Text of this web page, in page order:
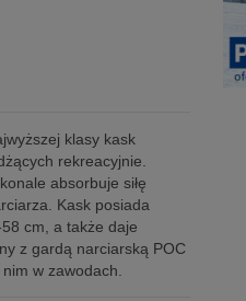
klasy kask
rekreacyjnie.
absorbuje siłę
Kask posiada
cm, a także daje
z gardą narciarską POC
w zawodach.